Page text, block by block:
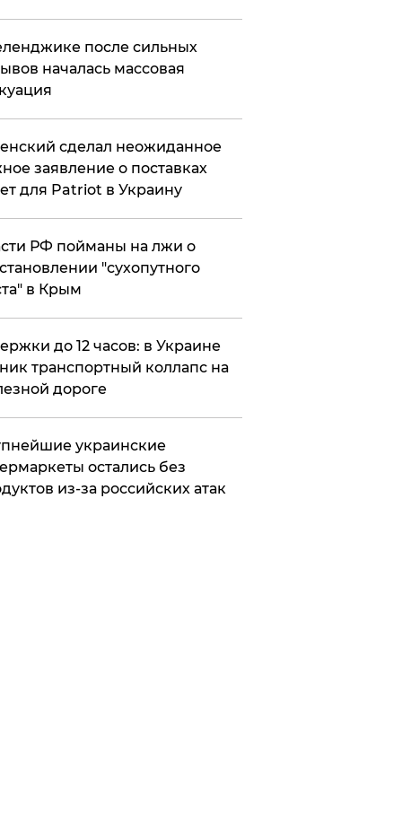
после сильных
началась массовая
сделал неожиданное
заявление о поставках
для Patriot в Украину
РФ пойманы на лжи о
"сухопутного
в Крым
до 12 часов: в Украине
транспортный коллапс на
дороге
украинские
остались без
из-за российских атак